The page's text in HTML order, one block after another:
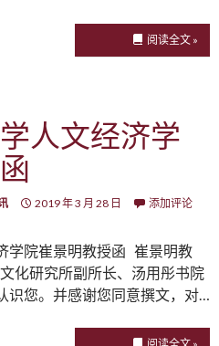
阅读全文 »
人文经济学
2019 年 3 月 28 日 添加评论
学院崔景明教授函 崔景明教
化研究所副所长、汤用彤书院
识您。并感谢您同意撰文，对…